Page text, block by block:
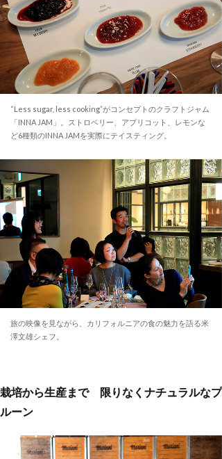
“Less sugar, less cooking”がコンセプトのクラフトジャム
「INNA JAM」。ストロベリー、アプリコット、レモンな
ど6種類のINNA JAMを実際にテイスティング。
旅の映像を見ながら、カリフォルニアの食の魅力を語る米
澤文雄シェフ。
栽培から生産まで 限りなくナチュラルなプ
ルーン